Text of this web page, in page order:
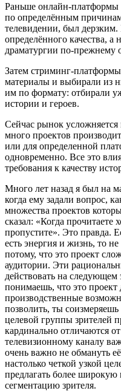
Раньше онлайн-платформы
по определённым
телевидении, был
определённого качества,
драматургии по-прежнему
Затем стриминг-
материалы и выбирали из
им по формату: отбирали
истории и героев.
Сейчас рынок
много проектов
или для определенной
одновременно. Все это
требования к качеству
Много лет назад я был на
когда ему задали вопрос,
множества проектов
сказал: «Когда
пропустите». Это правда.
есть энергия и жизнь, то
потому, что это проект
аудитории. Эти
действовать на следующем
понимаешь, что это проект
производственные
позволить, ты
целевой группы зрителей
кардинально отличаются
телевизионному каналу
очень важно не обмануть
настолько четкой узкой
предлагать более широкую
сегментацию зрителя.